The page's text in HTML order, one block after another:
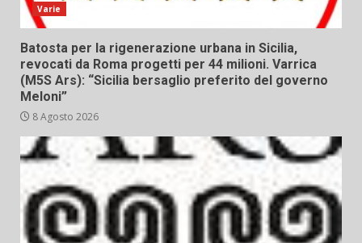
Varie
Batosta per la rigenerazione urbana in Sicilia,
revocati da Roma progetti per 44 milioni. Varrica
(M5S Ars): “Sicilia bersaglio preferito del governo
Meloni”
8 Agosto 2026